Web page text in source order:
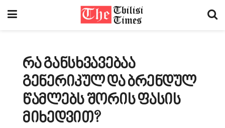
რა განსხვავებაა
გენერიკულ და ბრენდულ
წამლებს შორის ფასის
მიხედვით?